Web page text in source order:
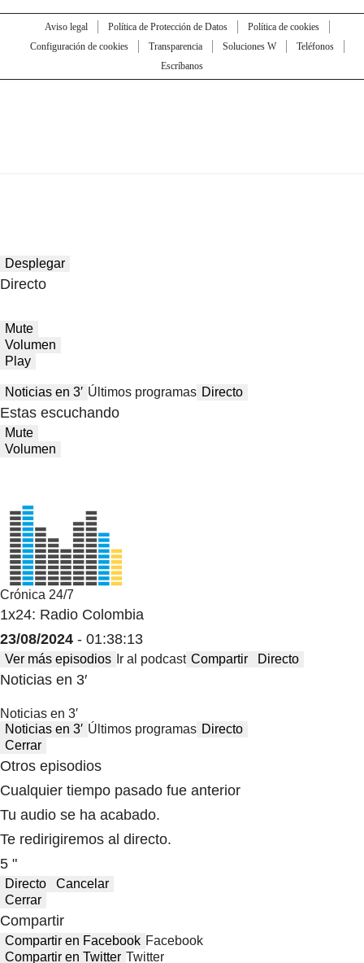
Aviso legal Política de Protección de Datos
Política de cookies
Configuración de cookies
Transparencia Soluciones W
Teléfonos
Escríbanos
Desplegar
Directo
Mute
Volumen
Play
Noticias en 3′ Últimos programas Directo
Estas escuchando
Mute
Volumen
Crónica 24/7
1x24: Radio Colombia
23/08/2024 - 01:38:13
Ver más episodios Ir al podcast Compartir Directo
Noticias en 3′
Noticias en 3′
Noticias en 3′ Últimos programas Directo
Cerrar
Otros episodios
Cualquier tiempo pasado fue anterior
Tu audio se ha acabado.
Te redirigiremos al directo.
5 "
Directo
Cancelar
Cerrar
Compartir
Compartir en Facebook Facebook
Compartir en Twitter Twitter